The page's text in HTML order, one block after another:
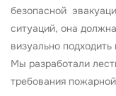
безопасной
ситуаций, она
визуально
Мы разработали
требования